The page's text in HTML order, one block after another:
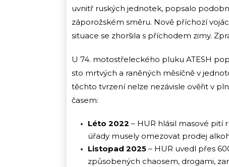
uvnitř ruských jednotek, popsalo
záporožském směru. Nově příchozí
situace se zhoršila s příchodem zimy.
U 74. motostřeleckého pluku ATESH
sto mrtvých a raněných měsíčně v
těchto tvrzení nelze nezávisle ověřit v
časem:
Léto 2022 – HUR hlásil masové pití
úřady musely omezovat prodej
Listopad 2025 – HUR uvedl přes
způsobených chaosem, drogami,